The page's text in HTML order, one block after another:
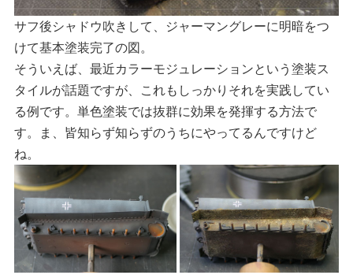
サフ後シャドウ吹きして、ジャーマングレーに明暗をつ
けて基本塗装完了の図。
そういえば、最近カラーモジュレーションという塗装ス
タイルが話題ですが、これもしっかりそれを実践してい
る例です。単色塗装では抜群に効果を発揮する方法で
す。ま、皆知らず知らずのうちにやってるんですけど
ね。